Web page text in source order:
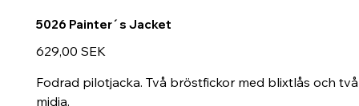
5026 Painter´s Jacket
Preis
629,00 SEK
Fodrad pilotjacka. Två bröstfickor med blixtlås och
midja.